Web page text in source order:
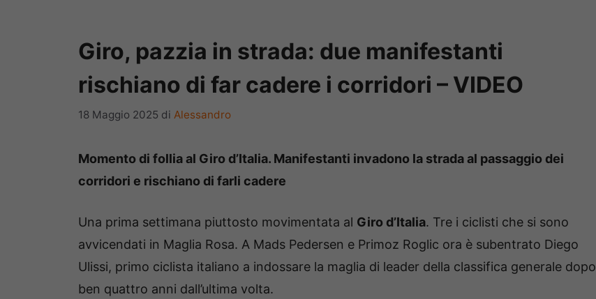
Giro, pazzia in strada: due manifestanti
rischiano di far cadere i corridori – VIDEO
18 Maggio 2025 di Alessandro
Momento di follia al Giro d’Italia. Manifestanti invadono la strada al passaggio dei
corridori e rischiano di farli cadere
Una prima settimana piuttosto movimentata al Giro d’Italia. Tre i ciclisti che si sono
avvicendati in Maglia Rosa. A Mads Pedersen e Primoz Roglic ora è subentrato Diego
Ulissi, primo ciclista italiano a indossare la maglia di leader della classifica generale dopo
ben quattro anni dall’ultima volta.